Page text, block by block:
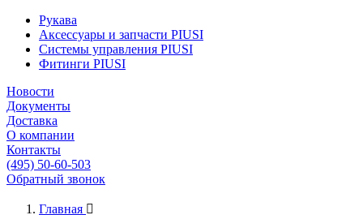
Рукава
Аксессуары и запчасти PIUSI
Системы управления PIUSI
Фитинги PIUSI
Новости
Документы
Доставка
О компании
Контакты
(495) 50-60-503
Обратный звонок
Главная 